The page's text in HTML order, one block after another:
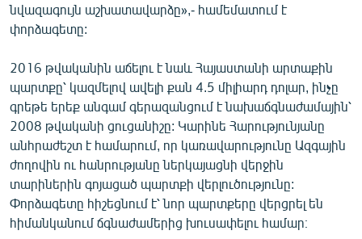
նվազագույն աշխատավարձը»,- համեմատում է
փորձագետը:
2016 թվականին աճելու է նաև Հայաստանի արտաքին
պարտքը՝ կազմելով ավելի քան 4.5 միլիարդ դոլար, ինչը
գրեթե երեք անգամ գերազանցում է նախաճգնաժամային՝
2008 թվականի ցուցանիշը: Կարինե Հարությունյանը
անհրաժեշտ է համարում, որ կառավարությունը Ազգային
ժողովին ու հանրությանը ներկայացնի վերջին
տարիներին գոյացած պարտքի վերլուծությունը:
Փորձագետը հիշեցնում է՝ նոր պարտքերը վերցրել են
հիմանկանում ճգնաժամերից խուսափելու համար։